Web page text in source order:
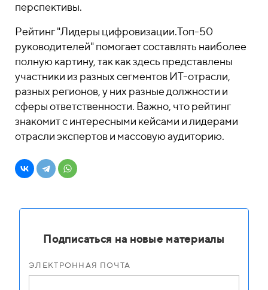
перспективы.
Рейтинг "Лидеры цифровизации.Топ-50
руководителей" помогает составлять наиболее
полную картину, так как здесь представлены
участники из разных сегментов ИТ-отрасли,
разных регионов, у них разные должности и
сферы ответственности. Важно, что рейтинг
знакомит с интересными кейсами и лидерами
отрасли экспертов и массовую аудиторию.
Подписаться на новые материалы
ЭЛЕКТРОННАЯ ПОЧТА